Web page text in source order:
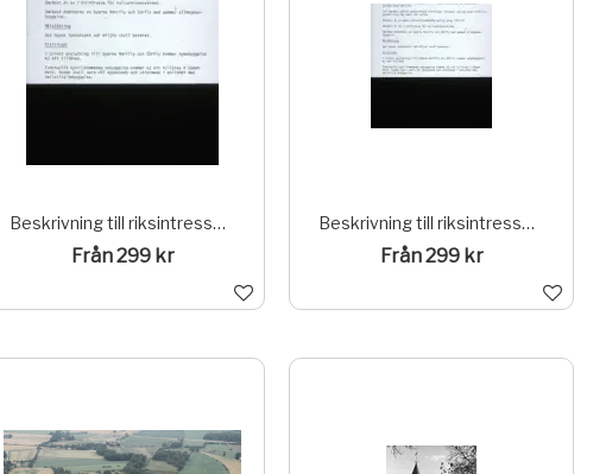
Beskrivning till riksintresse Norrfly och Sörfly.
Från 299 kr
Beskrivning till riksintresse Norrfly och Sörfly.
Från 299 kr